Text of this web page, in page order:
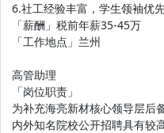
6.社工经验丰富，学生领袖优先
「薪酬」税前年薪35-45万
「工作地点」兰州
高管助理
「岗位职责」
为补充海亮新材核心领导层后
内外知名院校公开招聘具有较